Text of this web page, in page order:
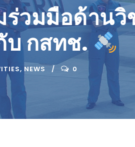
ร่วมมือด้าน
บ กสทช.
, NEWS 0